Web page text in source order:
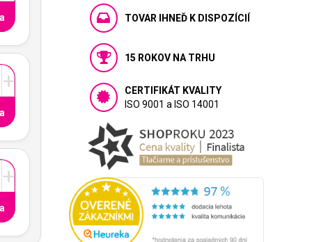
+
+
TOVAR IHNEĎ K DISPOZÍCIÍ
15 ROKOV NA TRHU
CERTIFIKÁT KVALITY
ISO 9001 a ISO 14001